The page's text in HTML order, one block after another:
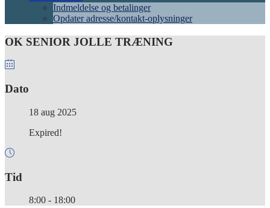
Indmeldelse og betalinger
Opdater adresse/kontakt-oplysninger
OK SENIOR JOLLE TRÆNING
Dato
18 aug 2025
Expired!
Tid
8:00 - 18:00